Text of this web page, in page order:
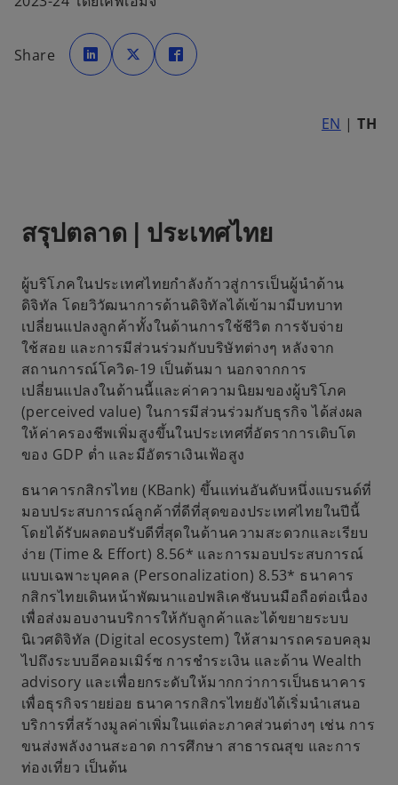
Share
o
p
e
n
o
p
e
n
p
e
EN |TH
สรุปตลาด | ประเทศไทย
ผู้บริโภคในประเทศไทยกำลังก้าวสู่การเป็นผู้นำด้าน
ดิจิทัล โดยวิวัฒนาการด้านดิจิทัลได้เข้ามามีบทบาท
เปลี่ยนแปลงลูกค้าทั้งในด้านการใช้ชีวิต การจับจ่าย
ใช้สอย และการมีส่วนร่วมกับบริษัทต่างๆ หลังจาก
สถานการณ์โควิด-19 เป็นต้นมา นอกจากการ
เปลี่ยนแปลงในด้านนี้และค่าความนิยมของผู้บริโภค
(perceived value) ในการมีส่วนร่วมกับธุรกิจ ได้ส่งผล
ให้ค่าครองชีพเพิ่มสูงขึ้นในประเทศที่อัตราการเติบโต
ของ GDP ต่ำ และมีอัตราเงินเฟ้อสูง
ธนาคารกสิกรไทย (KBank) ขึ้นแท่นอันดับหนึ่งแบรนด์ที่
มอบประสบการณ์ลูกค้าที่ดีที่สุดของประเทศไทยในปีนี้
โดยได้รับผลตอบรับดีที่สุดในด้านความสะดวกและเรียบ
ง่าย (Time & Effort) 8.56* และการมอบประสบการณ์
แบบเฉพาะบุคคล (Personalization) 8.53* ธนาคาร
กสิกรไทยเดินหน้าพัฒนาแอปพลิเคชันบนมือถือต่อเนื่อง
เพื่อส่งมอบงานบริการให้กับลูกค้าและได้ขยายระบบ
นิเวศดิจิทัล (Digital ecosystem) ให้สามารถครอบคลุม
ไปถึงระบบอีคอมเมิร์ซ การชำระเงิน และด้าน Wealth
advisory และเพื่อยกระดับให้มากกว่าการเป็นธนาคาร
เพื่อธุรกิจรายย่อย ธนาคารกสิกรไทยยังได้เริ่มนำเสนอ
บริการที่สร้างมูลค่าเพิ่มในแต่ละภาคส่วนต่างๆ เช่น การ
ขนส่งพลังงานสะอาด การศึกษา สาธารณสุข และการ
ท่องเที่ยว เป็นต้น